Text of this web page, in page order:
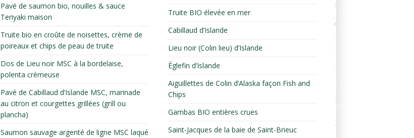
Pavé de saumon bio, nouilles & sauce
Teriyaki maison
Truite bio en croûte de noisettes, crème de
poireaux et chips de peau de truite
Dos de Lieu noir MSC à la bordelaise,
polenta crémeuse
Pavé de Cabillaud d’Islande MSC, marinade
au citron et courgettes grillées (grill ou
plancha)
Saumon sauvage argenté de ligne MSC laqué
Truite BIO élevée en mer
Cabillaud d’Islande
Lieu noir (Colin lieu) d’Islande
Églefin d’Islande
Aiguillettes de Colin d’Alaska façon Fish and
Chips
Gambas BIO entières crues
Saint-Jacques de la baie de Saint-Brieuc